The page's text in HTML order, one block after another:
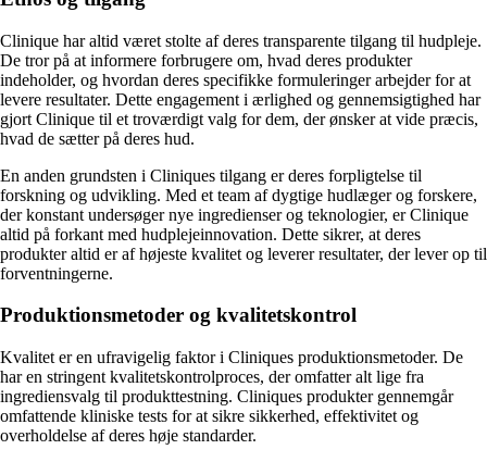
Clinique har altid været stolte af deres transparente tilgang til hudpleje.
De tror på at informere forbrugere om, hvad deres produkter
indeholder, og hvordan deres specifikke formuleringer arbejder for at
levere resultater. Dette engagement i ærlighed og gennemsigtighed har
gjort Clinique til et troværdigt valg for dem, der ønsker at vide præcis,
hvad de sætter på deres hud.
En anden grundsten i Cliniques tilgang er deres forpligtelse til
forskning og udvikling. Med et team af dygtige hudlæger og forskere,
der konstant undersøger nye ingredienser og teknologier, er Clinique
altid på forkant med hudplejeinnovation. Dette sikrer, at deres
produkter altid er af højeste kvalitet og leverer resultater, der lever op til
forventningerne.
Produktionsmetoder og kvalitetskontrol
Kvalitet er en ufravigelig faktor i Cliniques produktionsmetoder. De
har en stringent kvalitetskontrolproces, der omfatter alt lige fra
ingrediensvalg til produkttestning. Cliniques produkter gennemgår
omfattende kliniske tests for at sikre sikkerhed, effektivitet og
overholdelse af deres høje standarder.